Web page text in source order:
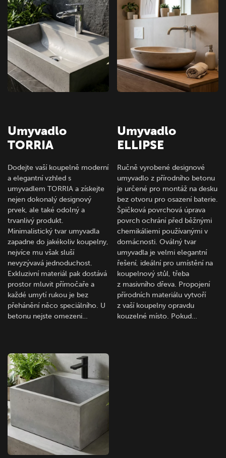
Umyvadlo
TORRIA
Dodejte vaší koupelně moderní
a elegantní vzhled s
umyvadlem TORRIA a získejte
nejen dokonalý designový
prvek, ale také odolný a
trvanlivý produkt.
Minimalistický tvar umyvadla
zapadne do jakékoliv koupelny,
nejvíce mu však sluší
nevyzývavá jednoduchost.
Exkluzivní materiál pak dostává
prostor mluvit přímočaře a
každé umytí rukou je bez
přehánění něco speciálního. U
betonu nejste omezeni…
Umyvadlo
ELLIPSE
Ručně vyrobené designové
umyvadlo z přírodního betonu
je určené pro montáž na desku
bez otvoru pro osazení baterie.
Špičková povrchová úprava
povrch ochrání před běžnými
chemikáliemi používanými v
domácnosti. Oválný tvar
umyvadla je velmi elegantní
řešení, ideální pro umístění na
koupelnový stůl, třeba
z masivního dřeva. Propojení
přírodních materiálu vytvoří
z vaší koupelny opravdu
kouzelné místo. Pokud…